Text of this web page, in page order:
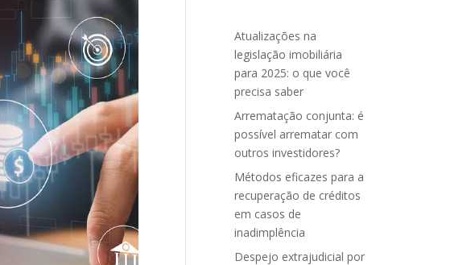
Atualizações na
legislação imobiliária
para 2025: o que você
precisa saber
Arrematação conjunta: é
possível arrematar com
outros investidores?
Métodos eficazes para a
recuperação de créditos
em casos de
inadimplência
Despejo extrajudicial por